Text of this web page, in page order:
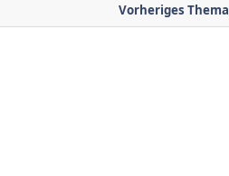
Vorheriges Thema